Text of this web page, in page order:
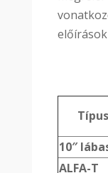
Típus
10″
ALFA-T